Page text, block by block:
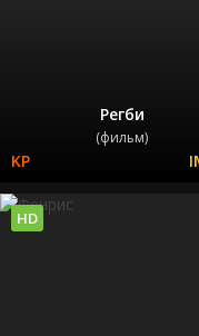
Регби
(фильм)
HD